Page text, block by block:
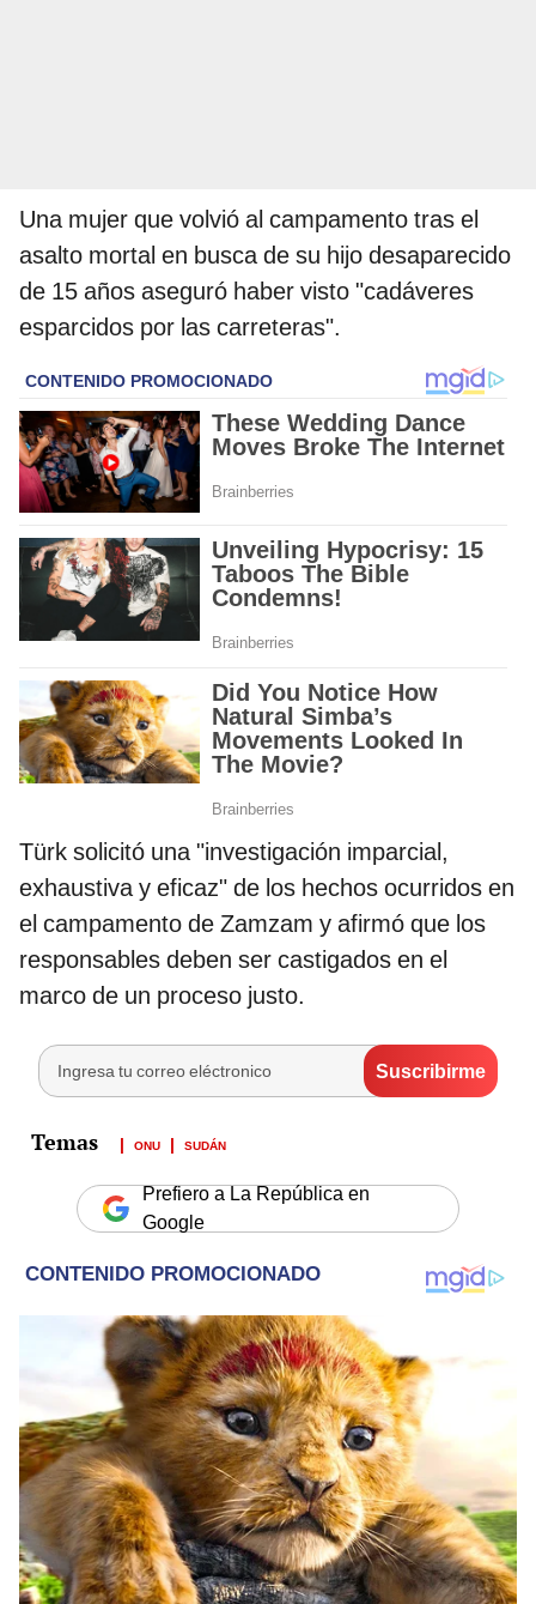
Una mujer que volvió al campamento tras el
asalto mortal en busca de su hijo desaparecido
de 15 años aseguró haber visto "cadáveres
esparcidos por las carreteras".
Türk solicitó una "investigación imparcial,
exhaustiva y eficaz" de los hechos ocurridos en
el campamento de Zamzam y afirmó que los
responsables deben ser castigados en el
marco de un proceso justo.
ONU SUDÁN
Prefiero a La República en
Google